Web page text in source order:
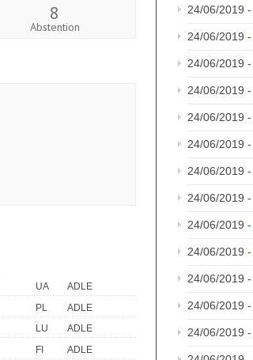
8
Abstention
UA
ADLE
PL
ADLE
LU
ADLE
FI
ADLE
24/06/2019 -
24/06/2019 -
24/06/2019 -
24/06/2019 -
24/06/2019 -
24/06/2019 -
24/06/2019 -
24/06/2019 -
24/06/2019 -
24/06/2019 -
24/06/2019 -
24/06/2019 -
24/06/2019 -